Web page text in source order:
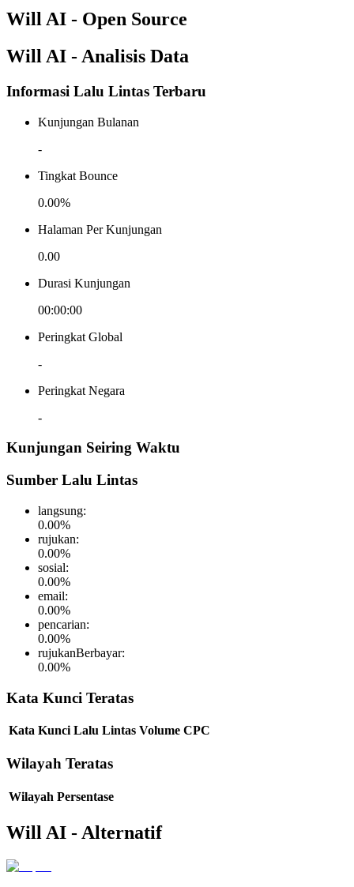
Will AI - Open Source
Will AI - Analisis Data
Informasi Lalu Lintas Terbaru
Kunjungan Bulanan
-
Tingkat Bounce
0.00%
Halaman Per Kunjungan
0.00
Durasi Kunjungan
00:00:00
Peringkat Global
-
Peringkat Negara
-
Kunjungan Seiring Waktu
Sumber Lalu Lintas
langsung:
0.00%
rujukan:
0.00%
sosial:
0.00%
email:
0.00%
pencarian:
0.00%
rujukanBerbayar:
0.00%
Kata Kunci Teratas
Kata Kunci Lalu Lintas Volume CPC
Wilayah Teratas
Wilayah Persentase
Will AI - Alternatif